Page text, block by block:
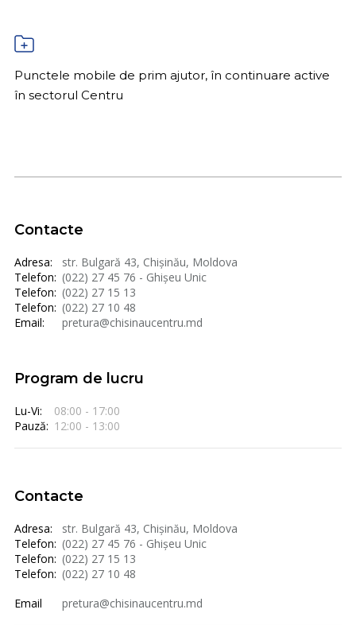
Punctele mobile de prim ajutor, în continuare active
în sectorul Centru
Contacte
Adresa:
str. Bulgară 43, Chișinău, Moldova
Telefon: (022) 27 45 76 - Ghișeu Unic
Telefon: (022) 27 15 13
Telefon: (022) 27 10 48
Email:
pretura@chisinaucentru.md
Program de lucru
Lu-Vi:
08:00 - 17:00
Pauză: 12:00 - 13:00
Contacte
Adresa:
str. Bulgară 43, Chișinău, Moldova
Telefon: (022) 27 45 76 - Ghișeu Unic
Telefon: (022) 27 15 13
Telefon: (022) 27 10 48
Email
pretura@chisinaucentru.md